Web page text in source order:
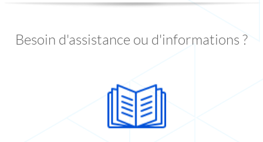
Besoin d'assistance ou d'informations ?